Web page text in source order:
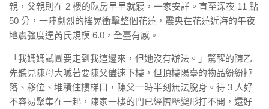
親，父親則在 2 樓的臥房早早就寢，一家安詳。直至深夜 11 點
50 分，一陣劇烈的搖晃衝擊整個花蓮，震央在花蓮近海的午夜
地震強度達芮氏規模 6.0，全臺有感。
「我媽媽試圖要走到我這邊來，但她沒有辦法。」驚醒的陳乙
先聽見陳母大喊著要陳父儘速下樓，但頂樓陽臺的物品紛紛掉
落、移位、堆積住樓梯口，陳父一時半刻無法脫身。待 3 人好
不容易聚集在一起，陳家一樓的門已經擠壓變形打不開，還好